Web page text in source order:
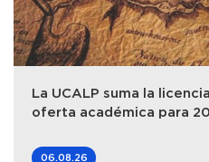
La UCALP suma la
oferta académica para
06.08.26